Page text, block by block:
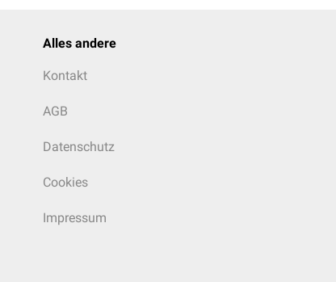
Alles andere
Kontakt
AGB
Datenschutz
Cookies
Impressum